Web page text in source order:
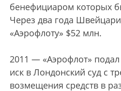
бенефициаром которых
Через два года
«Аэрофлоту» $52 млн.
2011 — «Аэрофлот»
иск в Лондонский суд с
возмещения средств в